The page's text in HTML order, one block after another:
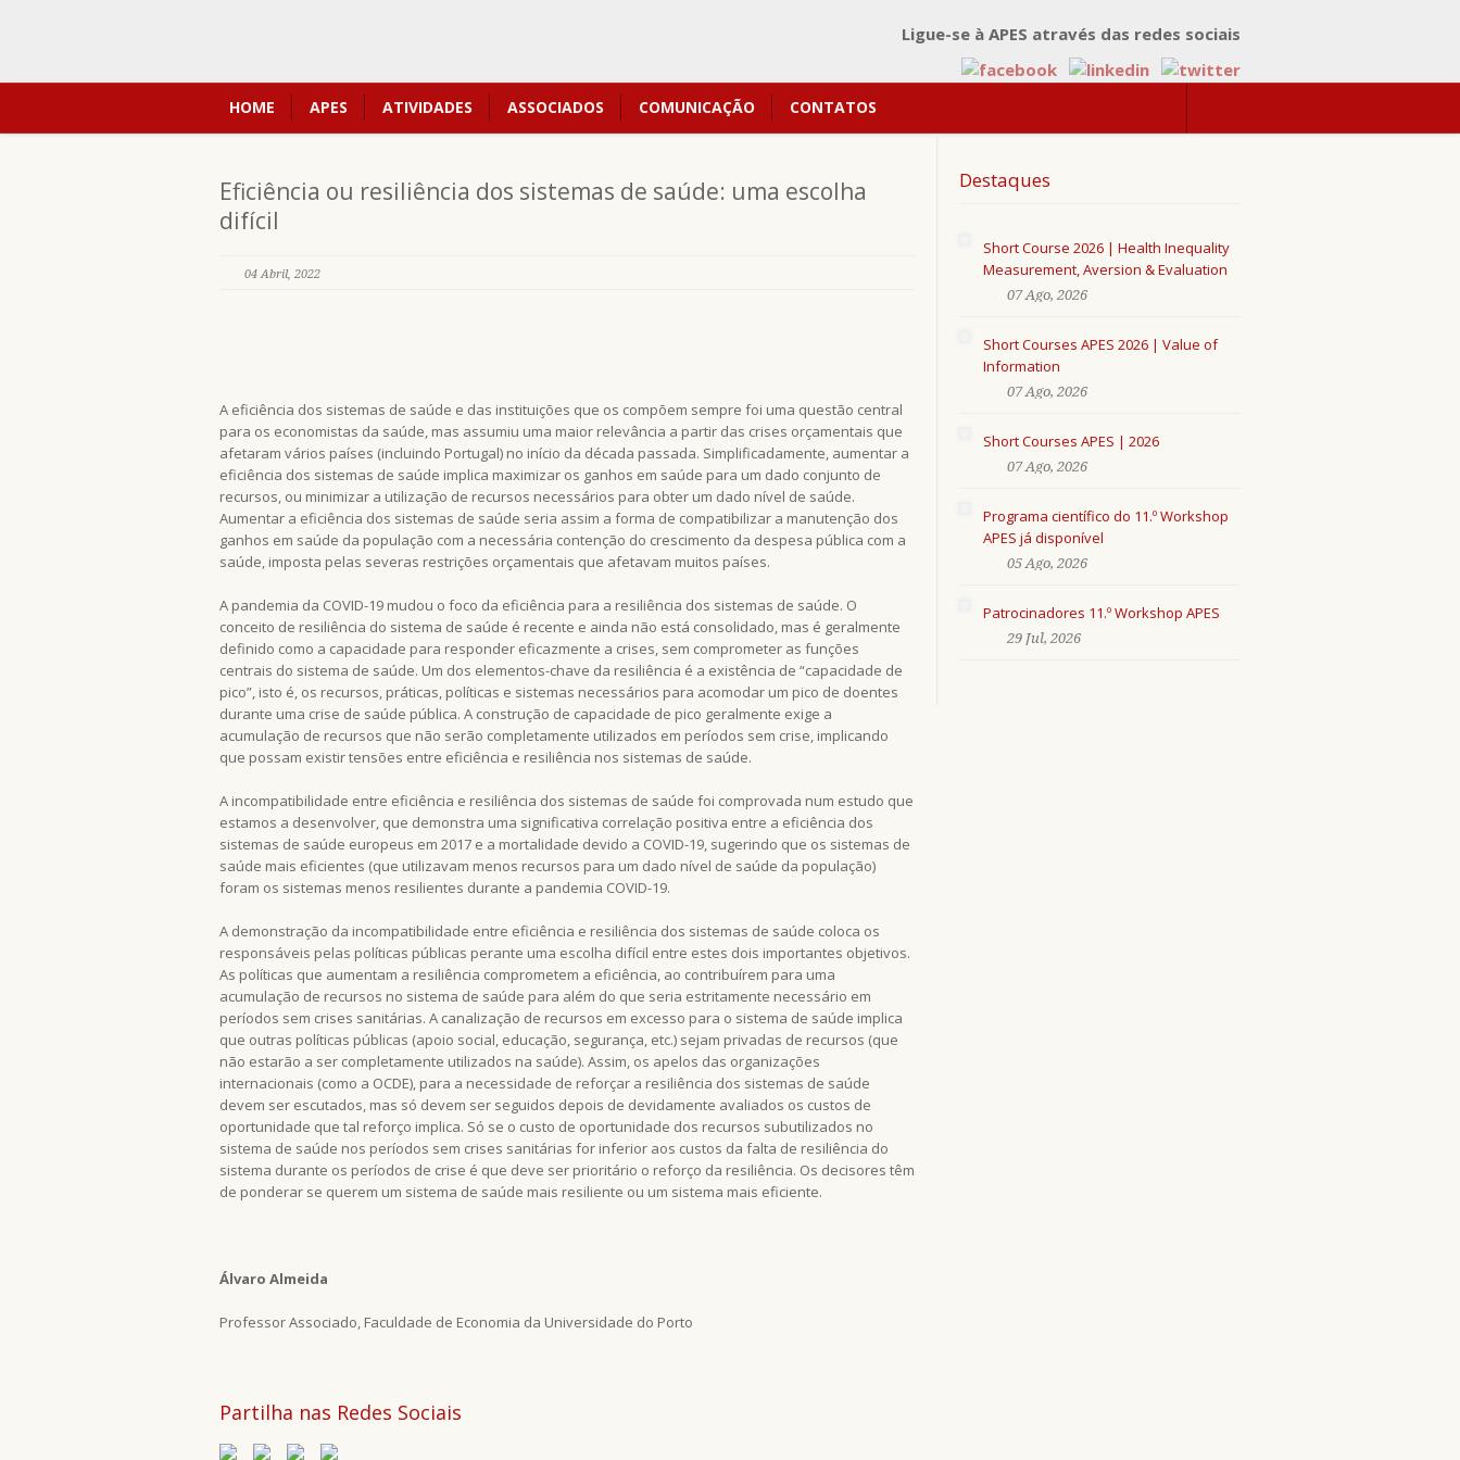
Ligue-se à APES através das redes sociais
HOME APES ATIVIDADES ASSOCIADOS COMUNICAÇÃO CONTATOS
Eficiência ou resiliência dos sistemas de saúde: uma escolha
difícil
04 Abril, 2022
A eficiência dos sistemas de saúde e das instituições que os compõem sempre foi uma questão central
para os economistas da saúde, mas assumiu uma maior relevância a partir das crises orçamentais que
afetaram vários países (incluindo Portugal) no início da década passada. Simplificadamente, aumentar a
eficiência dos sistemas de saúde implica maximizar os ganhos em saúde para um dado conjunto de
recursos, ou minimizar a utilização de recursos necessários para obter um dado nível de saúde.
Aumentar a eficiência dos sistemas de saúde seria assim a forma de compatibilizar a manutenção dos
ganhos em saúde da população com a necessária contenção do crescimento da despesa pública com a
saúde, imposta pelas severas restrições orçamentais que afetavam muitos países.
A pandemia da COVID-19 mudou o foco da eficiência para a resiliência dos sistemas de saúde. O
conceito de resiliência do sistema de saúde é recente e ainda não está consolidado, mas é geralmente
definido como a capacidade para responder eficazmente a crises, sem comprometer as funções
centrais do sistema de saúde. Um dos elementos-chave da resiliência é a existência de “capacidade de
pico”, isto é, os recursos, práticas, políticas e sistemas necessários para acomodar um pico de doentes
durante uma crise de saúde pública. A construção de capacidade de pico geralmente exige a
acumulação de recursos que não serão completamente utilizados em períodos sem crise, implicando
que possam existir tensões entre eficiência e resiliência nos sistemas de saúde.
A incompatibilidade entre eficiência e resiliência dos sistemas de saúde foi comprovada num estudo que
estamos a desenvolver, que demonstra uma significativa correlação positiva entre a eficiência dos
sistemas de saúde europeus em 2017 e a mortalidade devido a COVID-19, sugerindo que os sistemas de
saúde mais eficientes (que utilizavam menos recursos para um dado nível de saúde da população)
foram os sistemas menos resilientes durante a pandemia COVID-19.
A demonstração da incompatibilidade entre eficiência e resiliência dos sistemas de saúde coloca os
responsáveis pelas políticas públicas perante uma escolha difícil entre estes dois importantes objetivos.
As políticas que aumentam a resiliência comprometem a eficiência, ao contribuírem para uma
acumulação de recursos no sistema de saúde para além do que seria estritamente necessário em
períodos sem crises sanitárias. A canalização de recursos em excesso para o sistema de saúde implica
que outras políticas públicas (apoio social, educação, segurança, etc.) sejam privadas de recursos (que
não estarão a ser completamente utilizados na saúde). Assim, os apelos das organizações
internacionais (como a OCDE), para a necessidade de reforçar a resiliência dos sistemas de saúde
devem ser escutados, mas só devem ser seguidos depois de devidamente avaliados os custos de
oportunidade que tal reforço implica. Só se o custo de oportunidade dos recursos subutilizados no
sistema de saúde nos períodos sem crises sanitárias for inferior aos custos da falta de resiliência do
sistema durante os períodos de crise é que deve ser prioritário o reforço da resiliência. Os decisores têm
de ponderar se querem um sistema de saúde mais resiliente ou um sistema mais eficiente.
Álvaro Almeida
Professor Associado, Faculdade de Economia da Universidade do Porto
Partilha nas Redes Sociais
Destaques
Short Course 2026 | Health Inequality
Measurement, Aversion & Evaluation
07 Ago, 2026
Short Courses APES 2026 | Value of
Information
07 Ago, 2026
Short Courses APES | 2026
07 Ago, 2026
Programa científico do 11.º Workshop
APES já disponível
05 Ago, 2026
Patrocinadores 11.º Workshop APES
29 Jul, 2026